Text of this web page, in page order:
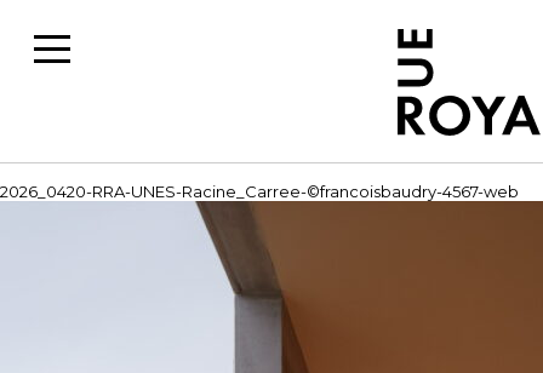
2026_0420-RRA-UNES-Racine_Carree-©francoisbaudry-4567-web